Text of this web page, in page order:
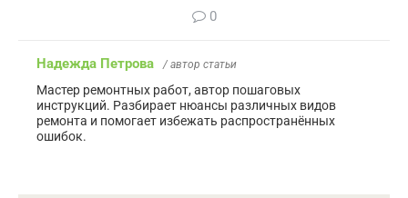
0
Надежда Петрова / автор статьи
Мастер ремонтных работ, автор пошаговых
инструкций. Разбирает нюансы различных видов
ремонта и помогает избежать распространённых
ошибок.